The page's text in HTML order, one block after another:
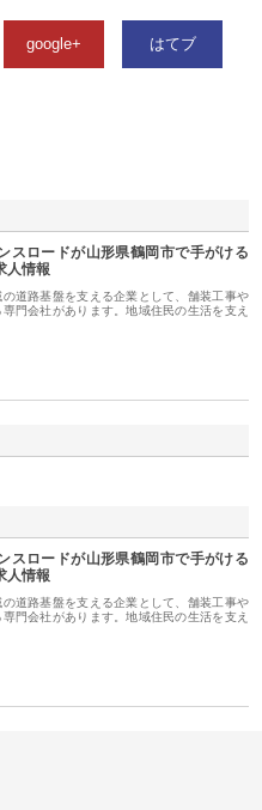
google+ はてブ
スロードが山形県鶴岡市で手がける
人情報
道路基盤を支える企業として、舗装工事や
門会社があります。地域住民の生活を支え
スロードが山形県鶴岡市で手がける
人情報
道路基盤を支える企業として、舗装工事や
門会社があります。地域住民の生活を支え